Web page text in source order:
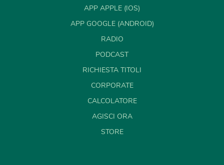
APP APPLE (IOS)
APP GOOGLE (ANDROID)
RADIO
PODCAST
RICHIESTA TITOLI
CORPORATE
CALCOLATORE
AGISCI ORA
STORE